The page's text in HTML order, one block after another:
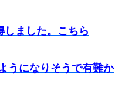
しました。こちら
うになりそうで有難か